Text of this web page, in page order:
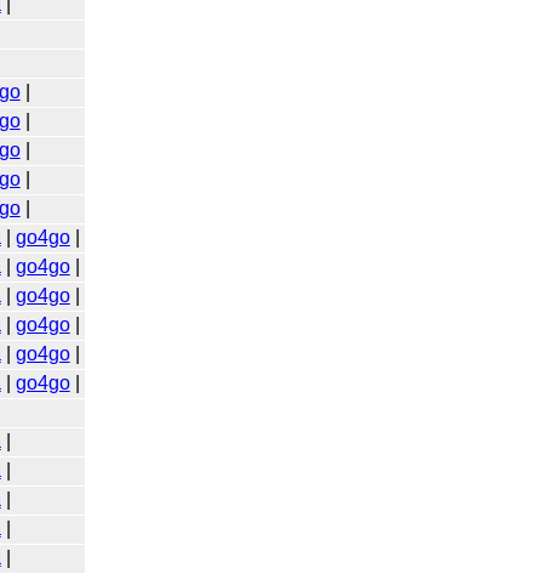
|
|
|
|
|
go4go|
go4go|
go4go|
go4go|
go4go|
go4go|